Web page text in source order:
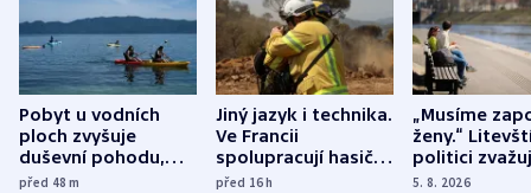
Pobyt u vodních
ploch zvyšuje
duševní pohodu,
ukázala
před 48m
Jiný jazyk i technika.
Ve Francii
spolupracují hasiči z
různých zemí
před 16h
„Musíme
ženy.“
politici
dohodu o
5. 8. 2026